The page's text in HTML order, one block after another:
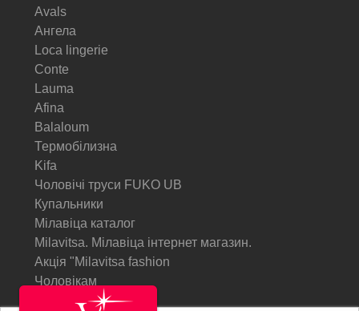
Avals
Ангела
Loca lingerie
Conte
Lauma
Afina
Balaloum
Термобілизна
Kifa
Чоловічі труси FUKO UB
Купальники
Мілавіца каталог
Milavitsa. Мілавіца інтернет магазин.
Акція "Milavitsa fashion
Чоловікам